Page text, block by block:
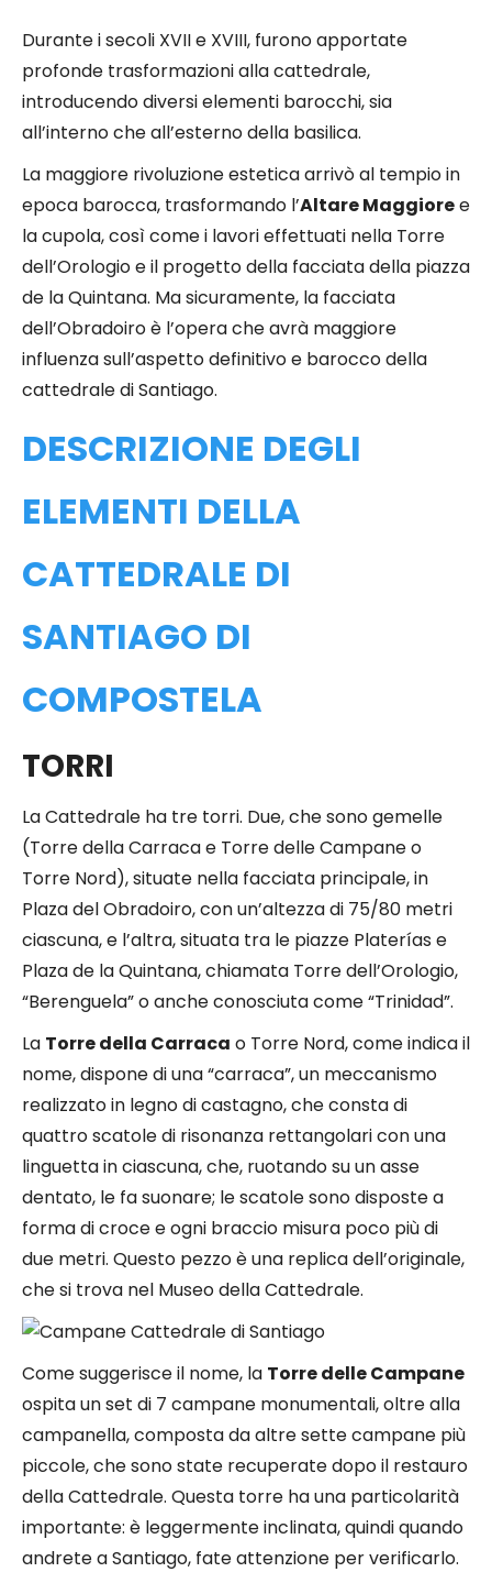
Durante i secoli XVII e XVIII, furono apportate
profonde trasformazioni alla cattedrale,
introducendo diversi elementi barocchi, sia
all’interno che all’esterno della basilica.
La maggiore rivoluzione estetica arrivò al tempio in
epoca barocca, trasformando l’Altare Maggioree
la cupola, così come i lavori effettuati nella Torre
dell’Orologio e il progetto della facciata della piazza
de la Quintana. Ma sicuramente, la facciata
dell’Obradoiro è l’opera che avrà maggiore
influenza sull’aspetto definitivo e barocco della
cattedrale di Santiago.
DESCRIZIONE DEGLI
ELEMENTI DELLA
CATTEDRALE DI
SANTIAGO DI
COMPOSTELA
TORRI
La Cattedrale ha tre torri. Due, che sono gemelle
(Torre della Carraca e Torre delle Campane o
Torre Nord), situate nella facciata principale, in
Plaza del Obradoiro, con un’altezza di 75/80 metri
ciascuna, e l’altra, situata tra le piazze Platerías e
Plaza de la Quintana, chiamata Torre dell’Orologio,
“Berenguela” o anche conosciuta come “Trinidad”.
La Torre della Carraca o Torre Nord, come indica il
nome, dispone di una “carraca”, un meccanismo
realizzato in legno di castagno, che consta di
quattro scatole di risonanza rettangolari con una
linguetta in ciascuna, che, ruotando su un asse
dentato, le fa suonare; le scatole sono disposte a
forma di croce e ogni braccio misura poco più di
due metri. Questo pezzo è una replica dell’originale,
che si trova nel Museo della Cattedrale.
Come suggerisce il nome, la Torre delle Campane
ospita un set di 7 campane monumentali, oltre alla
campanella, composta da altre sette campane più
piccole, che sono state recuperate dopo il restauro
della Cattedrale. Questa torre ha una particolarità
importante: è leggermente inclinata, quindi quando
andrete a Santiago, fate attenzione per verificarlo.